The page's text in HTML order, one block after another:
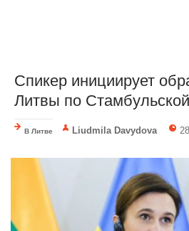
Спикер инициирует
Литвы по
В Литве Liudmila Davydova